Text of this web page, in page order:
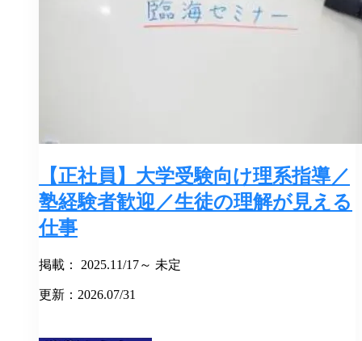
【正社員】大学受験向け理系指導／
塾経験者歓迎／生徒の理解が見える
仕事
掲載： 2025.11/17～ 未定
更新：2026.07/31